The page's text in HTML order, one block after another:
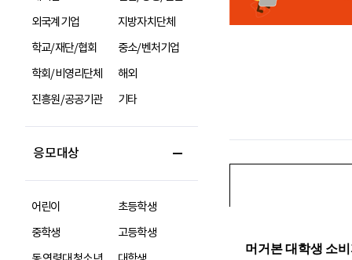
외국계기업
지방자치단체
학교/재단/협회
중소/벤처기업
학회/비영리단체
해외
진흥원/공공기관
기타
응모대상
어린이
초등학생
중학생
고등학생